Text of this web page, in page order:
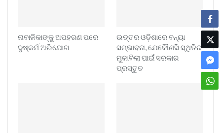
ନାବାଳିକାଙ୍କୁ ଅପହରଣ ପରେ
ଦୁଷ୍କର୍ମ ଅଭିଯୋଗ
ଉତ୍ତର ଓଡ଼ିଶାରେ ବନ୍ୟା
ସମ୍ଭାବନା, ଯେକୌଣସି ସ୍ଥିତିର
ମୁକାବିଲା ପାଇଁ ସରକାର
ପ୍ରସ୍ତୁତ